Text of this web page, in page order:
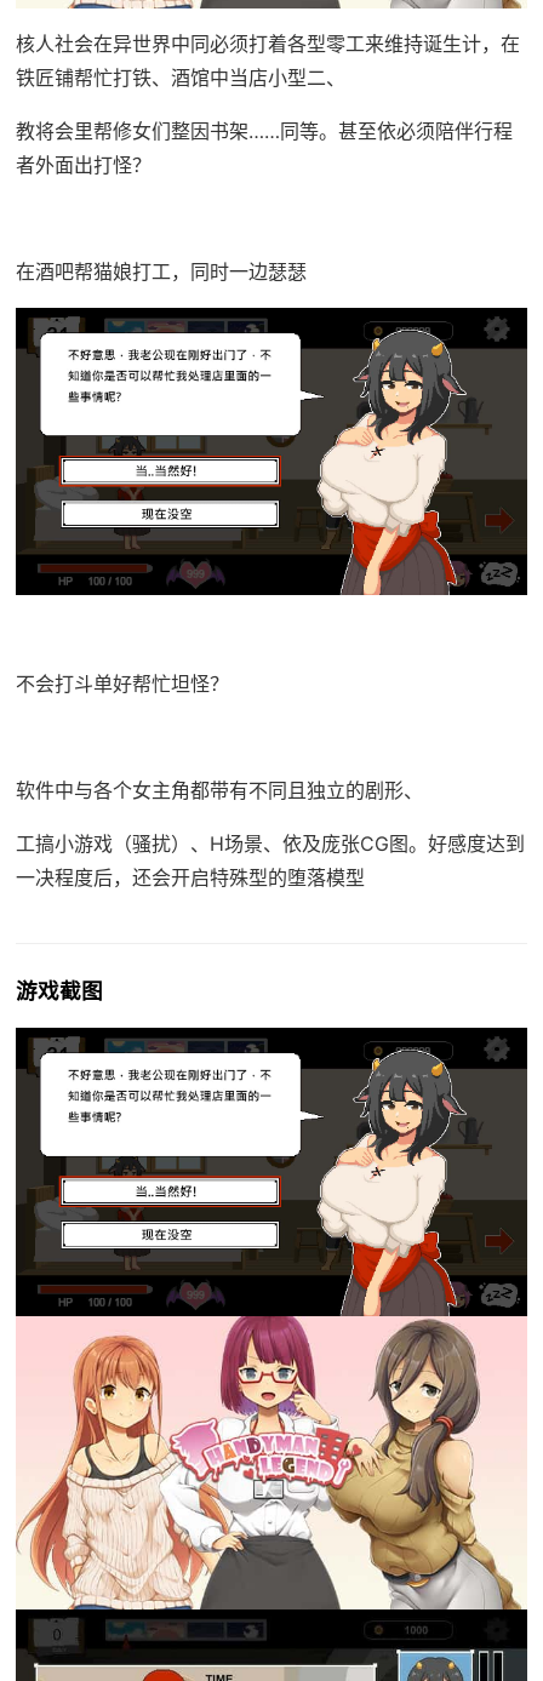
核人社会在异世界中同必须打着各型零工来维持诞生计，在
铁匠铺帮忙打铁、酒馆中当店小型二、
教将会里帮修女们整因书架……同等。甚至依必须陪伴行程
者外面出打怪？
在酒吧帮猫娘打工，同时一边瑟瑟
不会打斗单好帮忙坦怪？
软件中与各个女主角都带有不同且独立的剧形、
工搞小游戏（骚扰）、H场景、依及庞张CG图。好感度达到
一决程度后，还会开启特殊型的堕落模型
游戏截图